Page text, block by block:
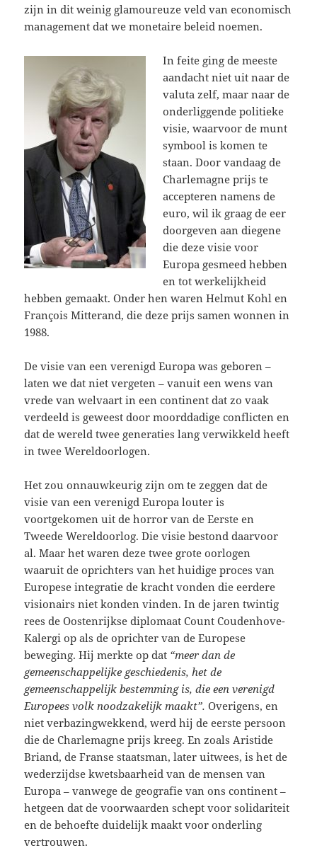
zijn in dit weinig glamoureuze veld van economisch
management dat we monetaire beleid noemen.
In feite ging de meeste
aandacht niet uit naar de
valuta zelf, maar naar de
onderliggende politieke
visie, waarvoor de munt
symbool is komen te
staan. Door vandaag de
Charlemagne prijs te
accepteren namens de
euro, wil ik graag de eer
doorgeven aan diegene
die deze visie voor
Europa gesmeed hebben
en tot werkelijkheid
hebben gemaakt. Onder hen waren Helmut Kohl en
François Mitterand, die deze prijs samen wonnen in
1988.
De visie van een verenigd Europa was geboren –
laten we dat niet vergeten – vanuit een wens van
vrede van welvaart in een continent dat zo vaak
verdeeld is geweest door moorddadige conflicten en
dat de wereld twee generaties lang verwikkeld heeft
in twee Wereldoorlogen.
Het zou onnauwkeurig zijn om te zeggen dat de
visie van een verenigd Europa louter is
voortgekomen uit de horror van de Eerste en
Tweede Wereldoorlog. Die visie bestond daarvoor
al. Maar het waren deze twee grote oorlogen
waaruit de oprichters van het huidige proces van
Europese integratie de kracht vonden die eerdere
visionairs niet konden vinden. In de jaren twintig
rees de Oostenrijkse diplomaat Count Coudenhove-
Kalergi op als de oprichter van de Europese
beweging. Hij merkte op dat “meer dan de
gemeenschappelijke geschiedenis, het de
gemeenschappelijk bestemming is, die een verenigd
Europees volk noodzakelijk maakt”.Overigens, en
niet verbazingwekkend, werd hij de eerste persoon
die de Charlemagne prijs kreeg. En zoals Aristide
Briand, de Franse staatsman, later uitwees, is het de
wederzijdse kwetsbaarheid van de mensen van
Europa – vanwege de geografie van ons continent –
hetgeen dat de voorwaarden schept voor solidariteit
en de behoefte duidelijk maakt voor onderling
vertrouwen.